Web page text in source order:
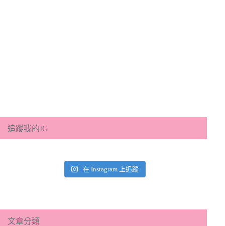
追蹤我的IG
在 Instagram 上追蹤
文章分類